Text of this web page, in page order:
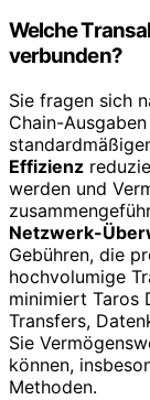
Welche
verbunden?
Sie fragen sich
Chain-
Effizienz
werden und
Netzwerk-
Gebühren, die
hochvolumige
minimiert Taros
Transfers,
Sie
können,
Methoden.